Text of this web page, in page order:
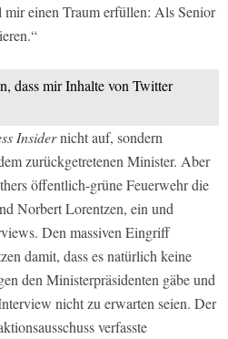
einen Traum erfüllen: Als Senior
dass mir Inhalte von Twitter
Insidernicht auf, sondern
zurückgetretenen Minister. Aber
öffentlich-grüne Feuerwehr die
Norbert Lorentzen, ein und
Den massiven Eingriff
damit, dass es natürlich keine
den Ministerpräsidenten gäbe und
nicht zu erwarten seien. Der
verfasste